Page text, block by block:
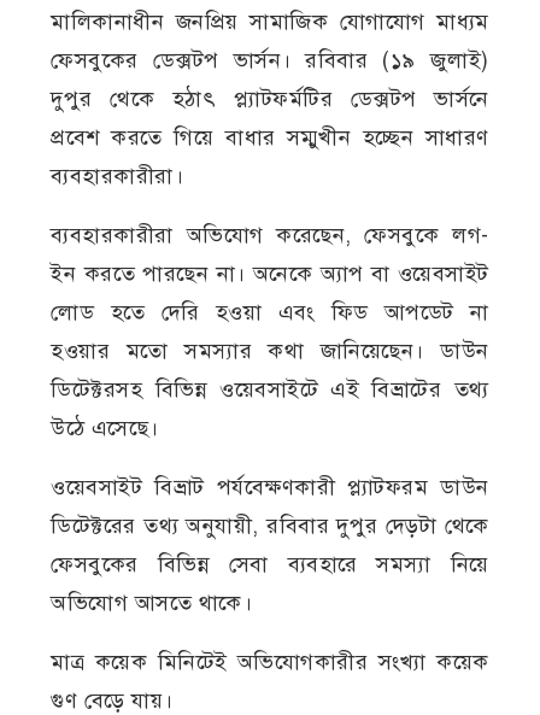
মালিকানাধীন জনপ্রিয় সামাজিক যোগাযোগ মাধ্যম
ফেসবুকের ডেক্সটপ ভার্সন। রবিবার (১৯ জুলাই)
দুপুর থেকে হঠাৎ প্ল্যাটফর্মটির ডেক্সটপ ভার্সনে
প্রবেশ করতে গিয়ে বাধার সম্মুখীন হচ্ছেন সাধারণ
ব্যবহারকারীরা।
ব্যবহারকারীরা অভিযোগ করেছেন, ফেসবুকে লগ-
ইন করতে পারছেন না। অনেকে অ্যাপ বা ওয়েবসাইট
লোড হতে দেরি হওয়া এবং ফিড আপডেট না
হওয়ার মতো সমস্যার কথা জানিয়েছেন। ডাউন
ডিটেক্টরসহ বিভিন্ন ওয়েবসাইটে এই বিভ্রাটের তথ্য
উঠে এসেছে।
ওয়েবসাইট বিভ্রাট পর্যবেক্ষণকারী প্ল্যাটফরম ডাউন
ডিটেক্টরের তথ্য অনুযায়ী, রবিবার দুপুর দেড়টা থেকে
ফেসবুকের বিভিন্ন সেবা ব্যবহারে সমস্যা নিয়ে
অভিযোগ আসতে থাকে।
মাত্র কয়েক মিনিটেই অভিযোগকারীর সংখ্যা কয়েক
গুণ বেড়ে যায়।